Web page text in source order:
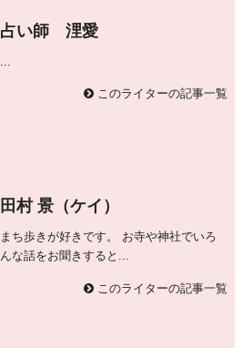
占い師 浬愛
...
このライターの記事一覧
田村 景（ケイ）
まち歩きが好きです。 お寺や神社でいろ
んな話をお聞きすると...
このライターの記事一覧